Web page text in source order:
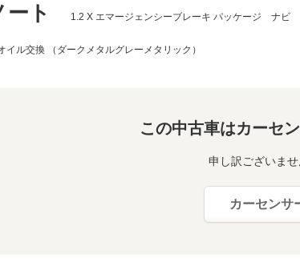
ート 1.2 X エマージェンシーブレーキ パッケージ
ル交換 （ダークメタルグレーメタリック）
この中古車はカーセ
申し訳ございま
カーセンサ